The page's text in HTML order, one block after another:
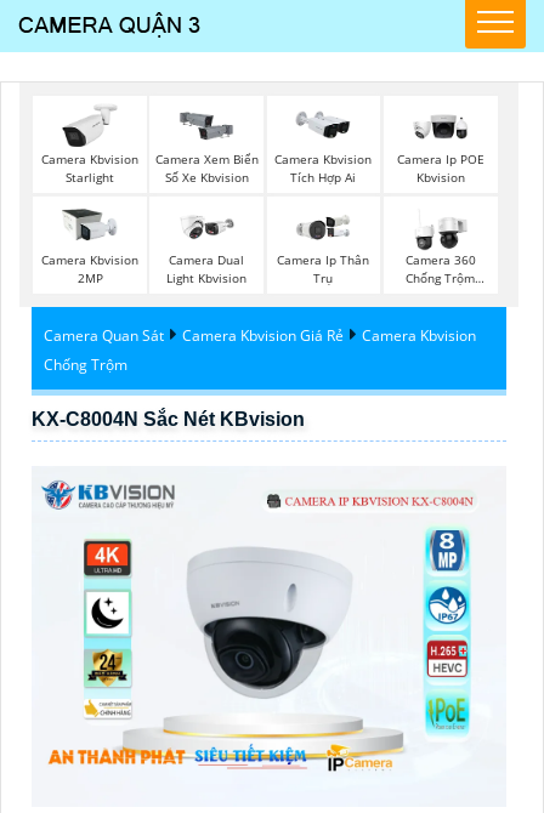
Camera Kbvision
Starlight
Camera Xem Biển
Số Xe Kbvision
Camera Kbvision
Tích Hợp Ai
Camera Ip POE
Kbvision
Camera Kbvision
2MP
Camera Dual
Light Kbvision
Camera Ip Thân
Trụ
Camera 360
Chống Trộm
Camera Quan Sát Camera Kbvision Giá Rẻ
Camera Kbvision
Chống Trộm
KX-C8004N Sắc Nét KBvision